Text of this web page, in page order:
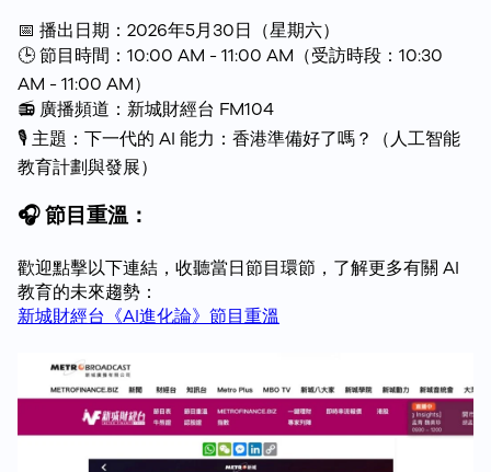
📅 播出日期：2026年5月30日（星期六）
🕒 節目時間：10:00 AM - 11:00 AM（受訪時段：10:30
AM - 11:00 AM）
📻 廣播頻道：新城財經台 FM104
🎙️ 主題：下一代的 AI 能力：香港準備好了嗎？（人工智能
教育計劃與發展）
🎧 節目重溫：
歡迎點擊以下連結，收聽當日節目環節，了解更多有關 AI
教育的未來趨勢：
新城財經台《AI進化論》節目重溫